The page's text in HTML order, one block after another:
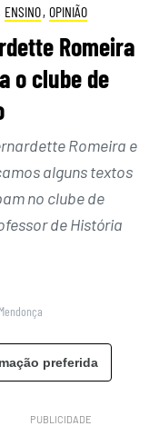
ENSINO, OPINIÃO
Romeira
o clube de
Romeira e
alguns textos
no clube de
de História
preferida